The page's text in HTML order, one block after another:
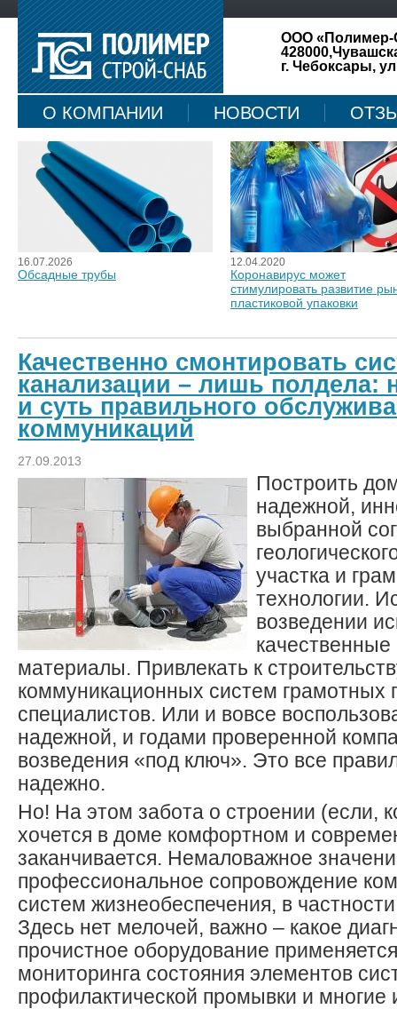
ООО «Полимер-
г. Чебоксары,
О КОМПАНИИ НОВОСТИ
КАРТА САЙТА
16.07.2026
Обсадные трубы
12.04.2020
Коронавирус может
стимулировать развитие
пластиковой упаковки
Качественно смонтировать
канализации – лишь полдела:
и суть правильного
коммуникаций
27.09.2013
Построить
надежной,
выбранной
участка и
технологии.
возведении
материалы. Привлекать к
коммуникационных систем грамотных
специалистов. Или и вовсе
надежной, и годами проверенной
возведения «под ключ». Это все
надежно.
Но! На этом забота о строении (если,
хочется в доме комфортном и
заканчивается. Немаловажное
профессиональное сопровождение
систем жизнеобеспечения, в
Здесь нет мелочей, важно – какое
прочистное оборудование
мониторинга состояния элементов
профилактической промывки и